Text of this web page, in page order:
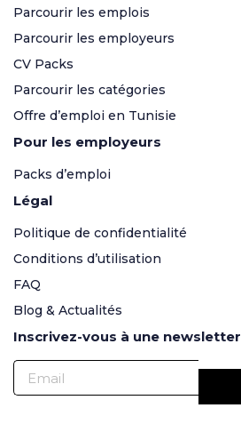
Parcourir les emplois
Parcourir les employeurs
CV Packs
Parcourir les catégories
Offre d’emploi en Tunisie
Pour les employeurs
Packs d’emploi
Légal
Politique de confidentialité
Conditions d’utilisation
FAQ
Blog & Actualités
Inscrivez-vous à une newsletter